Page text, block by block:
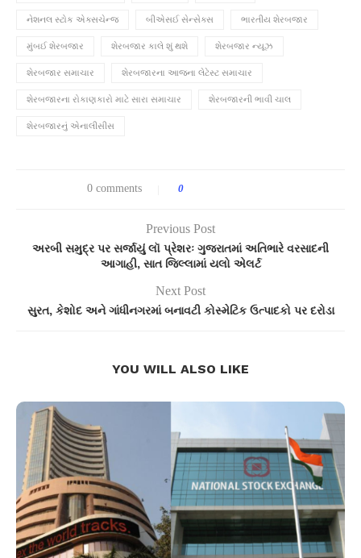
નેશનલ સ્ટોક એક્સચેન્જ બીએસઈ સેન્સેક્સ ભારતીય શેરબજાર
મુંબઈ શેરબજાર શેરબજાર કાલે શું થશે શેરબજાર ન્યૂઝ
શેરબજાર સમાચાર શેરબજારના આજના લેટેસ્ટ સમાચાર
શેરબજારના રોકાણકારો માટે સારા સમાચાર શેરબજારની ભાવી ચાલ
શેરબજારનું એનાલીસીસ
0 comments 0
Previous Post
અરબી સમુદ્ર પર સર્જાયું લૉ પ્રેશરઃ ગુજરાતમાં અતિભારે વરસાદની
આગાહી, સાત જિલ્લામાં યલો એલર્ટ
Next Post
સુરત, કેશોદ અને ગાંધીનગરમાં બનાવટી કોસ્મેટિક ઉત્પાદકો પર દરોડા
YOU WILL ALSO LIKE